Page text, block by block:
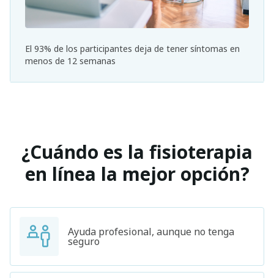
El 93% de los participantes deja de tener síntomas en
menos de 12 semanas
¿Cuándo es la fisioterapia
en línea la mejor opción?
Ayuda profesional, aunque no tenga
seguro